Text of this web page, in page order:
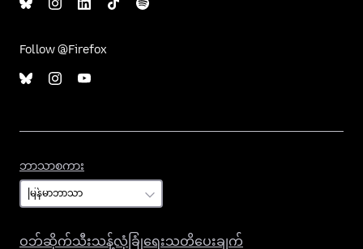
Follow @Firefox
ဘာသာစကား
ဝဘ်ဆိုက်သီးသန့်လုံခြုံရေးသတိပေးချက်